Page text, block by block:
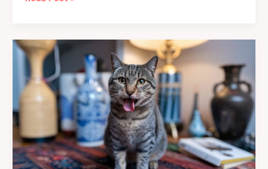
:
Solutions
Conseils
2026